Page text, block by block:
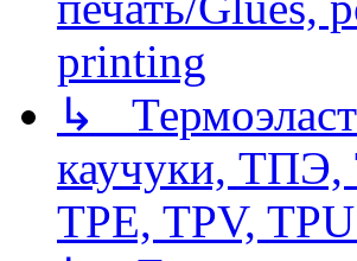
printing
↳
каучуки, ТПЭ,
TPE, TPV,